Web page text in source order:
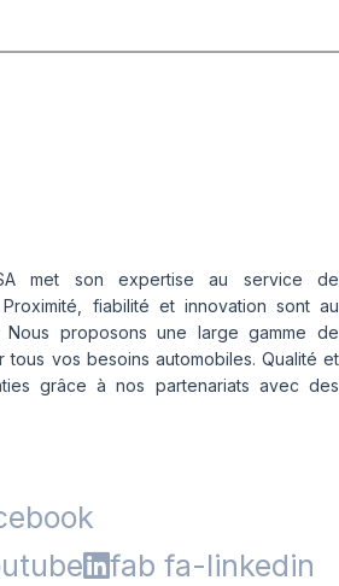
met son expertise au service de
Proximité, fiabilité et innovation sont au
proposons une large gamme de
tous vos besoins automobiles. Qualité et
grâce à nos partenariats avec des
fab fa-linkedin